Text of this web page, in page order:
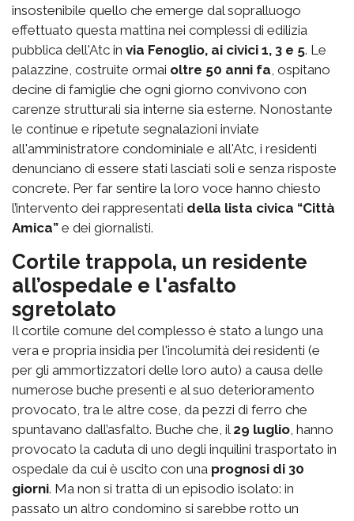
insostenibile quello che emerge dal sopralluogo
effettuato questa mattina nei complessi di edilizia
pubblica dell'Atc in via Fenoglio, ai civici 1, 3 e 5. Le
palazzine, costruite ormai oltre 50 anni fa, ospitano
decine di famiglie che ogni giorno convivono con
carenze strutturali sia interne sia esterne. Nonostante
le continue e ripetute segnalazioni inviate
all'amministratore condominiale e all'Atc, i residenti
denunciano di essere stati lasciati soli e senza risposte
concrete. Per far sentire la loro voce hanno chiesto
l’intervento dei rappresentati della lista civica “Città
Amica” e dei giornalisti.
Cortile trappola, un residente
all’ospedale e l'asfalto
sgretolato
Il cortile comune del complesso è stato a lungo una
vera e propria insidia per l'incolumità dei residenti (e
per gli ammortizzatori delle loro auto) a causa delle
numerose buche presenti e al suo deterioramento
provocato, tra le altre cose, da pezzi di ferro che
spuntavano dall’asfalto. Buche che, il 29 luglio, hanno
provocato la caduta di uno degli inquilini trasportato in
ospedale da cui è uscito con una prognosi di 30
giorni. Ma non si tratta di un episodio isolato: in
passato un altro condomino si sarebbe rotto un